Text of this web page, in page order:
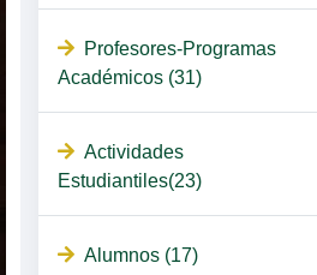
Profesores-Programas
Académicos (31)
Actividades
Estudiantiles(23)
Alumnos (17)